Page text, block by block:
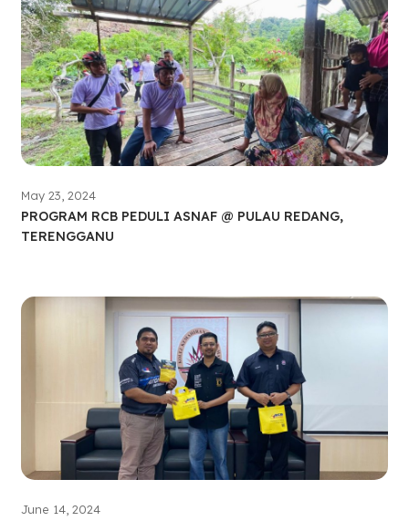
May 23, 2024
PROGRAM RCB PEDULI ASNAF @ PULAU REDANG,
TERENGGANU
June 14, 2024